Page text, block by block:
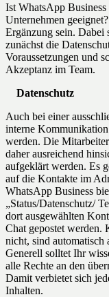
Ist WhatsApp
Unternehmen
Ergänzung sein. Dabei
zunächst die
Voraussetzungen und
Akzeptanz im Team.
Datenschutz
Auch bei einer
interne
werden. Die
daher ausreichend
aufgeklärt werden. Es
auf die Kontakte im
WhatsApp Business
„Status/Datenschutz/
dort ausgewählten
Chat gepostet werden.
nicht, sind automatisch
Generell solltet Ihr
alle Rechte an den
Damit verbietet sich
Inhalten.